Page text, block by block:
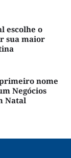
escolhe o
sua maior
nome
Negócios
Natal